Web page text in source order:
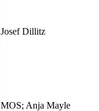
Josef Dillitz
MOS; Anja Mayle